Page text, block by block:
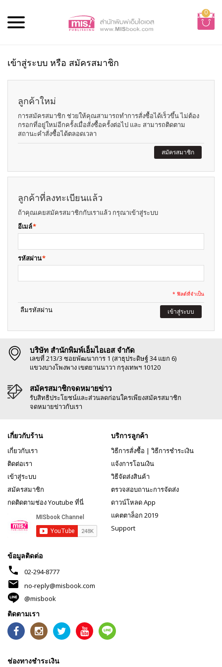
0
เข้าสู่ระบบ หรือ สมัครสมาชิก
ลูกค้าใหม่
การสมัครสมาชิก ช่วยให้คุณสามารถทำการสั่งซื้อได้เร็วขึ้น ไม่ต้อง
กรอกที่อยู่ใหม่อีกครั้งเมื่อสั่งซื้อครั้งต่อไป และ สามารถติดตาม
สถานะคำสั่งซื้อได้ตลอดเวลา
สมัครสมาชิก
ลูกค้าที่ลงทะเบียนแล้ว
ถ้าคุณเคยสมัครสมาชิกกับเราแล้ว กรุณาเข้าสู่ระบบ
*
อีเมล์
*
รหัสผ่าน
* ฟิลด์ที่จำเป็น
ลืมรหัสผ่าน เข้าสู่ระบบ
บริษัท สำนักพิมพ์เอ็มไอเอส จำกัด
เลขที่ 213/3 ซอยพัฒนาการ 1 (สาธุประดิษฐ์ 34 แยก 6)
แขวงบางโพงพาง เขตยานนาวา กรุงเทพฯ 10120
สมัครสมาชิกจดหมายข่าว
รับสิทธิประโยชน์และส่วนลดก่อนใครเพียงสมัครสมาชิก
จดหมายข่าวกับเรา
เกี่ยวกับร้าน
เกี่ยวกับเรา
ติดต่อเรา
เข้าสู่ระบบ
สมัครสมาชิก
กดติดตามช่อง Youtube ที่นี่
บริการลูกค้า
วิธีการสั่งซื้อ | วิธีการชำระเงิน
แจ้งการโอนเงิน
วิธีจัดส่งสินค้า
ตรวจสอบถานะการจัดส่ง
ดาวน์โหลด App
แคตตาล็อก 2019
Support
ข้อมูลติดต่อ
phone 02-294-8777
mail
no-reply@misbook.com
@misbook
ติดตามเรา
ช่องทางชำระเงิน